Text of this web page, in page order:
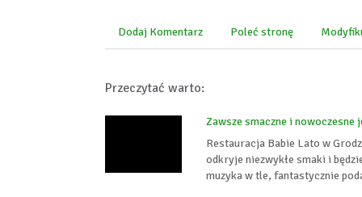
Dodaj Komentarz Poleć stronę
Przeczytać warto:
Zawsze smaczne i nowoczesne
Restauracja Babie Lato w
odkryje niezwykłe smaki i
muzyka w tle, fantastycznie